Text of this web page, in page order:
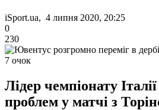
iSport.ua, 4 липня 2020, 20:25
0
230
Лідер чемпіонату
проблем у матчі з